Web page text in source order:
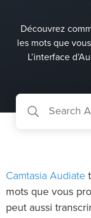
Découvrez
les mots que
L’interface
Camtasia Audiate
mots que vous
peut aussi